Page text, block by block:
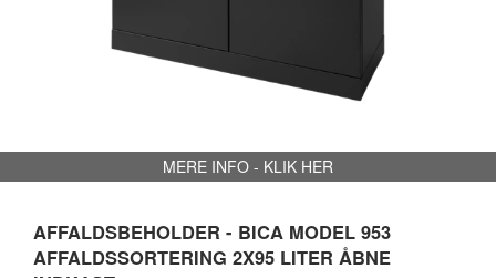
MERE INFO - KLIK HER
AFFALDSBEHOLDER - BICA MODEL 953
AFFALDSSORTERING 2X95 LITER ÅBNE